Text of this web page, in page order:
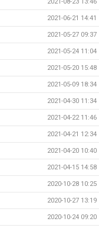
2021-08-23 13:46
2021-06-21 14:41
2021-05-27 09:37
2021-05-24 11:04
2021-05-20 15:48
2021-05-09 18:34
2021-04-30 11:34
2021-04-22 11:46
2021-04-21 12:34
2021-04-20 10:40
2021-04-15 14:58
2020-10-28 10:25
2020-10-27 13:19
2020-10-24 09:20